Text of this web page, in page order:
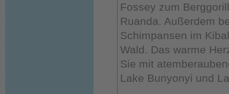
Fossey zum
Ruanda. Außerdem
Schimpansen im
Wald. Das warme
Sie mit
Lake Bunyonyi und